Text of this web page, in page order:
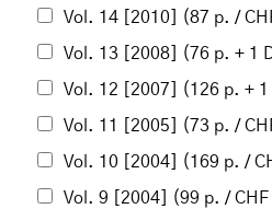
Vol. 14 [2010] (87 p. /
Vol. 13 [2008] (76 p. + 1
Vol. 12 [2007] (126 p. + 1
Vol. 11 [2005] (73 p. /
Vol. 10 [2004] (169 p. /
Vol. 9 [2004] (99 p. /